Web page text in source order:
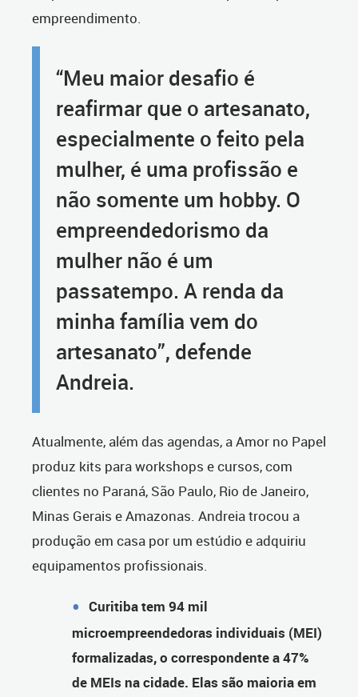
empreendimento.
“Meu maior desafio é
reafirmar que o artesanato,
especialmente o feito pela
mulher, é uma profissão e
não somente um hobby. O
empreendedorismo da
mulher não é um
passatempo. A renda da
minha família vem do
artesanato”, defende
Andreia.
Atualmente, além das agendas, a Amor no Papel
produz kits para workshops e cursos, com
clientes no Paraná, São Paulo, Rio de Janeiro,
Minas Gerais e Amazonas. Andreia trocou a
produção em casa por um estúdio e adquiriu
equipamentos profissionais.
Curitiba tem 94 mil
microempreendedoras individuais (MEI)
formalizadas, o correspondente a 47%
de MEIs na cidade. Elas são maioria em